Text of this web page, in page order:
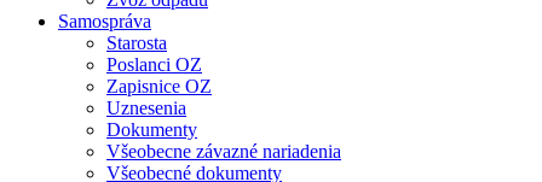
Samospráva
Starosta
Poslanci OZ
Zapisnice OZ
Uznesenia
Dokumenty
Všeobecne závazné nariadenia
Všeobecné dokumenty